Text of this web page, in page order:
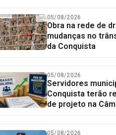
05/08/2026
Obra na rede de
mudanças no
da Conquista
05/08/2026
Servidores
Conquista terão
de projeto na
05/08/2026